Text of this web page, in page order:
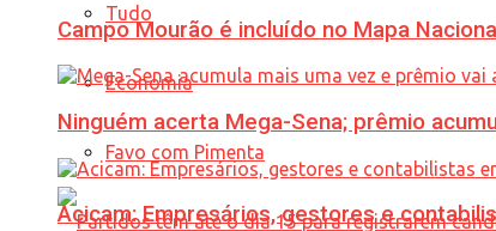
Tudo
Economia
Favo com Pimenta
Campo Mourão é incluído no Mapa
Ninguém acerta Mega-Sena; prêmio
Acicam: Empresários, gestores e